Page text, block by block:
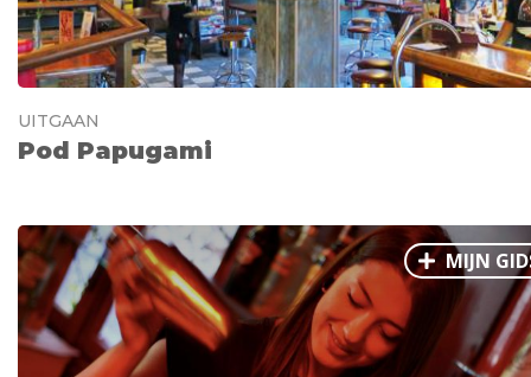
UITGAAN
Pod Papugami
MIJN